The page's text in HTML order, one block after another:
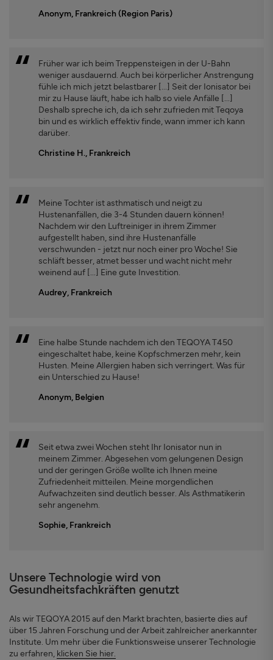
Anonym, Frankreich (Region Paris)
Früher war ich beim Treppensteigen in der U-Bahn
weniger ausdauernd. Auch bei körperlicher Anstrengung
fühle ich mich jetzt belastbarer [...] Seit der Ionisator bei
mir zu Hause läuft, habe ich halb so viele Anfälle [...]
Deshalb spreche ich, da ich sehr zufrieden mit Teqoya
bin und es wirklich effektiv finde, wann immer ich kann
darüber.
Christine H., Frankreich
Meine Tochter ist asthmatisch und neigt zu
Hustenanfällen, die 3-4 Stunden dauern können!
Nachdem wir den Luftreiniger in ihrem Zimmer
aufgestellt haben, sind ihre Hustenanfälle
verschwunden - jetzt nur noch einer pro Woche! Sie
schläft besser, atmet besser und wacht nicht mehr
weinend auf [...] Eine gute Investition.
Audrey, Frankreich
Eine halbe Stunde nachdem ich den TEQOYA T450
eingeschaltet habe, keine Kopfschmerzen mehr, kein
Husten. Meine Allergien haben sich verringert. Was für
ein Unterschied zu Hause!
Anonym, Belgien
Seit etwa zwei Wochen steht Ihr Ionisator nun in
meinem Zimmer. Abgesehen vom gelungenen Design
und der geringen Größe wollte ich Ihnen meine
Zufriedenheit mitteilen. Meine morgendlichen
Aufwachzeiten sind deutlich besser. Als Asthmatikerin
sehr angenehm.
Sophie, Frankreich
Unsere Technologie wird von
Gesundheitsfachkräften genutzt
Als wir TEQOYA 2015 auf den Markt brachten, basierte dies auf
über 15 Jahren Forschung und der Arbeit zahlreicher anerkannter
Institute. Um mehr über die Funktionsweise unserer Technologie
zu erfahren, klicken Sie hier.